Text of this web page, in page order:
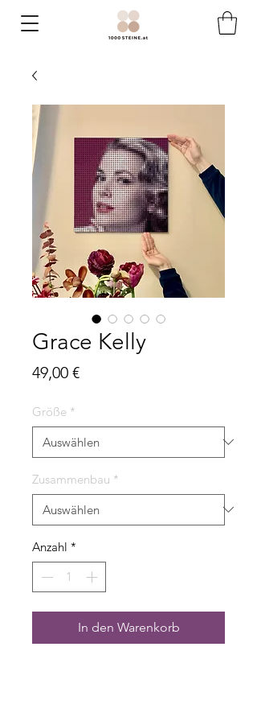
Grace Kelly
49,00 €Preis
Größe *
Zusammenbau *
Anzahl *
In den Warenkorb